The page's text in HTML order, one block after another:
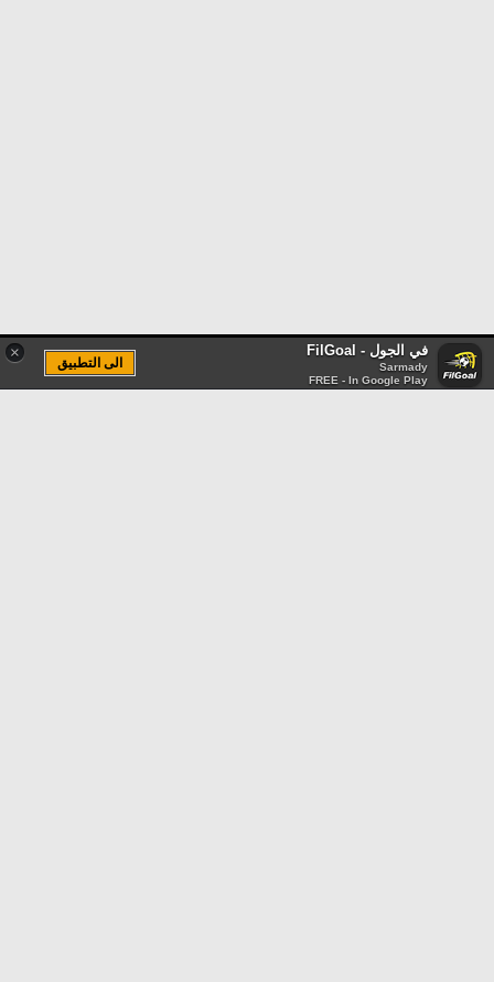
× في الجول - FilGoal
Sarmady
FREE - In Google Play
الى التطبيق